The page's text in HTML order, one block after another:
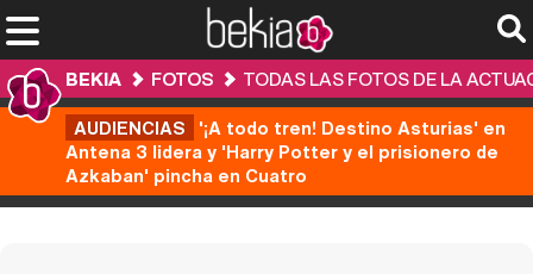
BEKIA FOTOS
TODAS LAS FOTOS DE LA
AUDIENCIAS '¡A todo tren! Destino Asturias' en
Antena 3 lidera y 'Harry Potter y el prisionero de
Azkaban' pincha en Cuatro